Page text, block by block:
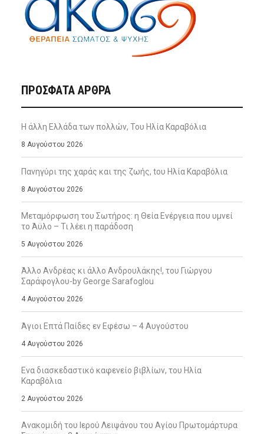
ΠΡΌΣΦΑΤΑ ΆΡΘΡΑ
Η άλλη Ελλάδα των πολλών, Του Ηλία Καραβόλια
8 Αυγούστου 2026
Πανηγύρι της χαράς και της ζωής, tου Ηλία Καραβόλια
8 Αυγούστου 2026
Μεταμόρφωση του Σωτήρος: η Θεία Ενέργεια που υμνεί
το Άϋλο – Τι λέει η παράδοση
5 Αυγούστου 2026
Άλλο Ανδρέας κι άλλο Ανδρουλάκης!, του Γιώργου
Σαράφογλου-by George Sarafoglou
4 Αυγούστου 2026
Άγιοι Επτά Παίδες εν Εφέσω – 4 Αυγούστου
4 Αυγούστου 2026
Ενα διασκεδαστικό καφενείο βιβλίων, του Ηλία
Καραβόλια
2 Αυγούστου 2026
Ανακομιδή του Ιερού Λειψάνου του Αγίου Πρωτομάρτυρα